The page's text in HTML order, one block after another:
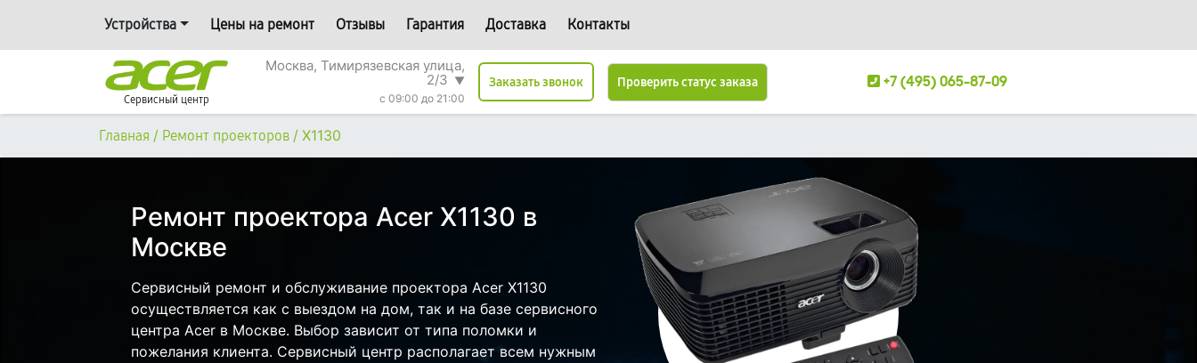
Устройства Цены на ремонт Отзывы Гарантия Доставка Контакты
Сервисный центр
Москва, Тимирязевская улица,
2/3 ▼
c 09:00 до 21:00
Заказать звонок Проверить статус заказа +7 (495) 065-87-09
Главная / Ремонт проекторов / X1130
Ремонт проектора Acer X1130 в
Москве
Сервисный ремонт и обслуживание проектора Acer X1130
осуществляется как с выездом на дом, так и на базе сервисного
центра Acer в Москве. Выбор зависит от типа поломки и
пожелания клиента. Сервисный центр располагает всем нужным